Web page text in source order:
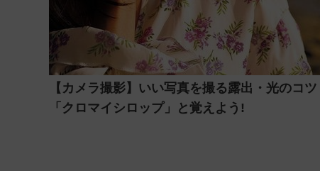
【カメラ撮影】いい写真を撮る露出・光のコツ
「クロマイシロップ」と覚えよう!